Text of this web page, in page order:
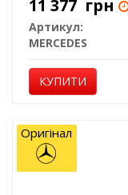
11 377 грн
Артикул:
MERCEDES
КУПИТИ
Оригінал